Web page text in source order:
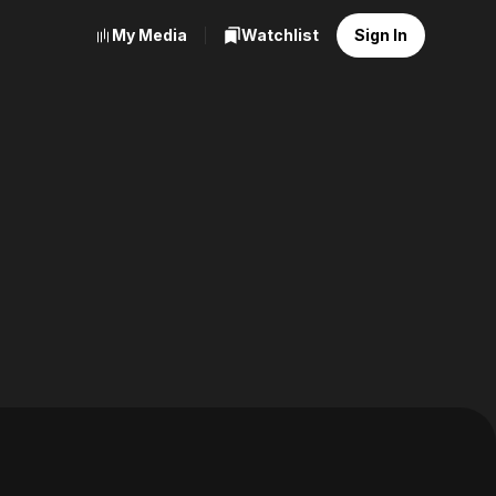
My Media Watchlist Sign In